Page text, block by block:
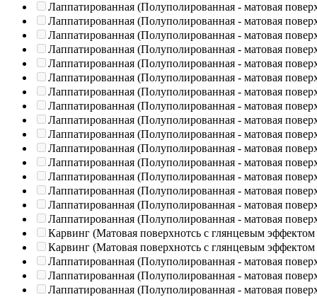
Лаппатированная (Полуполированная - матовая
Лаппатированная (Полуполированная - матовая
Лаппатированная (Полуполированная - матовая
Лаппатированная (Полуполированная - матовая
Лаппатированная (Полуполированная - матовая
Лаппатированная (Полуполированная - матовая
Лаппатированная (Полуполированная - матовая
Лаппатированная (Полуполированная - матовая
Лаппатированная (Полуполированная - матовая
Лаппатированная (Полуполированная - матовая
Лаппатированная (Полуполированная - матовая
Лаппатированная (Полуполированная - матовая
Лаппатированная (Полуполированная - матовая
Лаппатированная (Полуполированная - матовая
Лаппатированная (Полуполированная - матовая
Лаппатированная (Полуполированная - матовая
Карвинг (Матовая поверхнотсь с глянцевым эффектом
Карвинг (Матовая поверхнотсь с глянцевым эффектом
Лаппатированная (Полуполированная - матовая
Лаппатированная (Полуполированная - матовая
Лаппатированная (Полуполированная - матовая